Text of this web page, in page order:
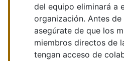
del equipo eliminará a
organización. Antes
asegúrate de que los
miembros directos de
tengan acceso de